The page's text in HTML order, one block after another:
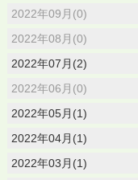
2022年09月(0)
2022年08月(0)
2022年07月(2)
2022年06月(0)
2022年05月(1)
2022年04月(1)
2022年03月(1)